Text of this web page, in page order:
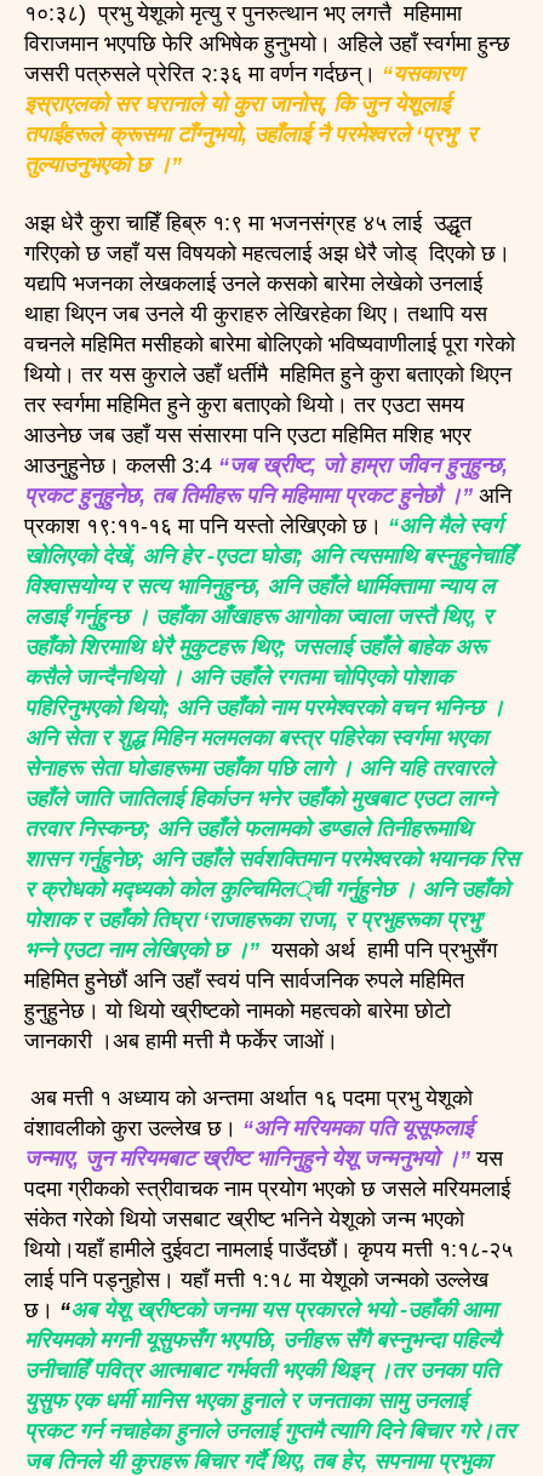
१०:३८) प्रभु येशूको मृत्यु र पुनरुत्थान भए लगत्तै महिमामा
विराजमान भएपछि फेरि अभिषेक हुनुभयो। अहिले उहाँ स्वर्गमा हुन्छ
जसरी पत्रुसले प्रेरित २:३६ मा वर्णन गर्दछन्। “यसकारण
इस्राएलको सर घरानाले यो कुरा जानोस्, कि जुन येशूलाई
तपाईंहरूले क्रूसमा टाँग्नुभयो, उहाँलाई नै परमेश्वरले ‘प्रभु’ र
तुल्याउनुभएको छ ।”
अझ धेरै कुरा चाहिँ हिब्रु १:९ मा भजनसंग्रह ४५ लाई उद्धृत
गरिएको छ जहाँ यस विषयको महत्वलाई अझ धेरै जोड् दिएको छ।
यद्यपि भजनका लेखकलाई उनले कसको बारेमा लेखेको उनलाई
थाहा थिएन जब उनले यी कुराहरु लेखिरहेका थिए। तथापि यस
वचनले महिमित मसीहको बारेमा बोलिएको भविष्यवाणीलाई पूरा गरेको
थियो। तर यस कुराले उहाँ धर्तीमै महिमित हुने कुरा बताएको थिएन
तर स्वर्गमा महिमित हुने कुरा बताएको थियो। तर एउटा समय
आउनेछ जब उहाँ यस संसारमा पनि एउटा महिमित मशिह भएर
आउनुहुनेछ। कलसी 3:4 “जब ख्रीष्ट, जो हाम्रा जीवन हुनुहुन्छ,
प्रकट हुनुहुनेछ, तब तिमीहरू पनि महिमामा प्रकट हुनेछौ ।” अनि
प्रकाश १९:११-१६ मा पनि यस्तो लेखिएको छ। “अनि मैले स्वर्ग
खोलिएको देखें, अनि हेर -एउटा घोडा; अनि त्यसमाथि बस्नुहुनेचाहिँ
विश्वासयोग्य र सत्य भानिनुहुन्छ, अनि उहाँले धार्मिक्तामा न्याय ल
लडाईं गर्नुहुन्छ । उहाँका आँखाहरू आगोका ज्वाला जस्तै थिए, र
उहाँको शिरमाथि धेरै मुकुटहरू थिए; जसलाई उहाँले बाहेक अरू
कसैले जान्दैनथियो । अनि उहाँले रगतमा चोपिएको पोशाक
पहिरिनुभएको थियो; अनि उहाँको नाम परमेश्वरको वचन भनिन्छ ।
अनि सेता र शुद्ध मिहिन मलमलका बस्त्र पहिरेका स्वर्गमा भएका
सेनाहरू सेता घोडाहरूमा उहाँका पछि लागे । अनि यहि तरवारले
उहाँले जाति जातिलाई हिर्काउन भनेर उहाँको मुखबाट एउटा लाग्ने
तरवार निस्कन्छ; अनि उहाँले फलामको डण्डाले तिनीहरूमाथि
शासन गर्नुहुनेछ; अनि उहाँले सर्वशक्तिमान परमेश्वरको भयानक रिस
र क्रोधको मद्ध्यको कोल कुल्चिमिल्ची गर्नुहुनेछ । अनि उहाँको
पोशाक र उहाँको तिघ्रा ‘राजाहरूका राजा, र प्रभुहरूका प्रभु’
भन्ने एउटा नाम लेखिएको छ ।” यसको अर्थ हामी पनि प्रभुसँग
महिमित हुनेछौं अनि उहाँ स्वयं पनि सार्वजनिक रुपले महिमित
हुनुहुनेछ। यो थियो ख्रीष्टको नामको महत्वको बारेमा छोटो
जानकारी ।अब हामी मत्ती मै फर्केर जाओं।
अब मत्ती १ अध्याय को अन्तमा अर्थात १६ पदमा प्रभु येशूको
वंशावलीको कुरा उल्लेख छ। “अनि मरियमका पति यूसूफलाई
जन्माए, जुन मरियमबाट ख्रीष्ट भानिनुहुने येशू जन्मनुभयो ।” यस
पदमा ग्रीकको स्त्रीवाचक नाम प्रयोग भएको छ जसले मरियमलाई
संकेत गरेको थियो जसबाट ख्रीष्ट भनिने येशूको जन्म भएको
थियो।यहाँ हामीले दुईवटा नामलाई पाउँदछौं। कृपय मत्ती १:१८-२५
लाई पनि पड्नुहोस। यहाँ मत्ती १:१८ मा येशूको जन्मको उल्लेख
छ। “अब येशू ख्रीष्टको जनमा यस प्रकारले भयो -उहाँकी आमा
मरियमको मगनी यूसुफसँग भएपछि, उनीहरू सँगै बस्नुभन्दा पहिल्यै
उनीचाहिँ पवित्र आत्माबाट गर्भवती भएकी थिइन् ।तर उनका पति
युसुफ एक धर्मी मानिस भएका हुनाले र जनताका सामु उनलाई
प्रकट गर्न नचाहेका हुनाले उनलाई गुप्तमै त्यागि दिने बिचार गरे।तर
जब तिनले यी कुराहरू बिचार गर्दै थिए, तब हेर, सपनामा प्रभुका